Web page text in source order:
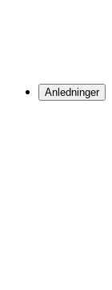
Anledninger